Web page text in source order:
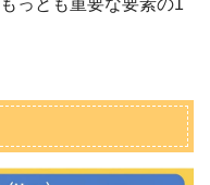
っとも重要な要素の1